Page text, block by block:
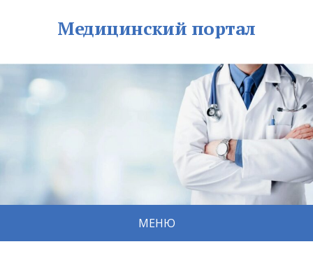
Медицинский портал
МЕНЮ